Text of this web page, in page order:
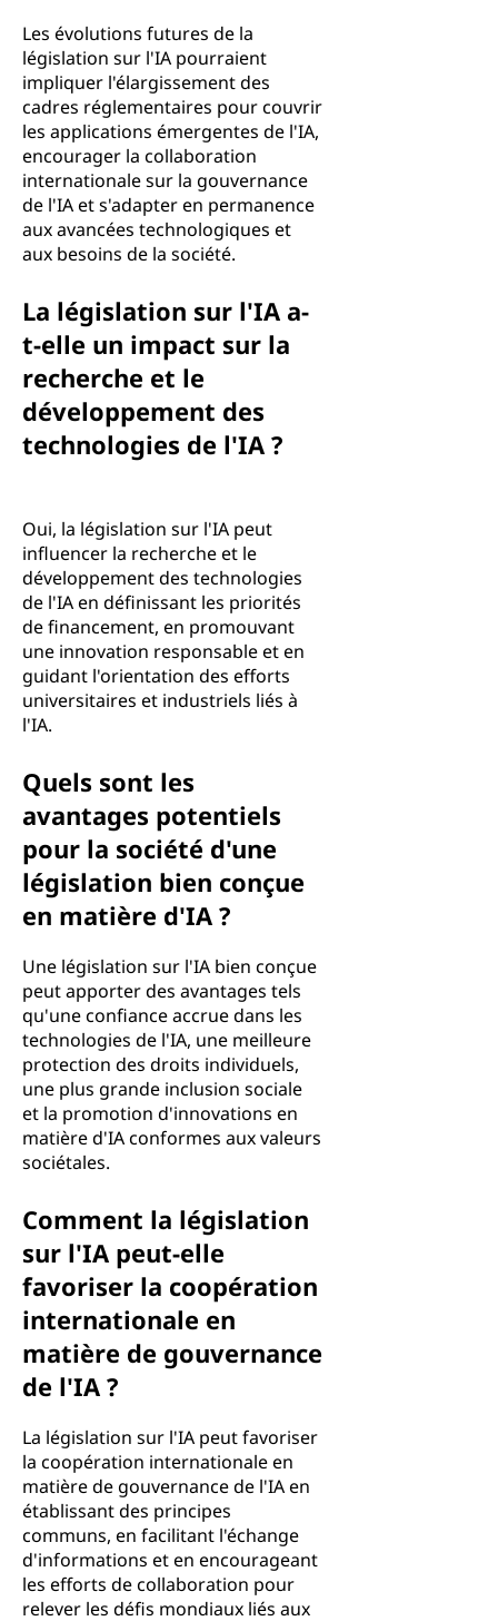
Les évolutions futures de la
législation sur l'IA pourraient
impliquer l'élargissement des
cadres réglementaires pour couvrir
les applications émergentes de l'IA,
encourager la collaboration
internationale sur la gouvernance
de l'IA et s'adapter en permanence
aux avancées technologiques et
aux besoins de la société.
La législation sur l'IA a-
t-elle un impact sur la
recherche et le
développement des
technologies de l'IA ?
Oui, la législation sur l'IA peut
influencer la recherche et le
développement des technologies
de l'IA en définissant les priorités
de financement, en promouvant
une innovation responsable et en
guidant l'orientation des efforts
universitaires et industriels liés à
l'IA.
Quels sont les
avantages potentiels
pour la société d'une
législation bien conçue
en matière d'IA ?
Une législation sur l'IA bien conçue
peut apporter des avantages tels
qu'une confiance accrue dans les
technologies de l'IA, une meilleure
protection des droits individuels,
une plus grande inclusion sociale
et la promotion d'innovations en
matière d'IA conformes aux valeurs
sociétales.
Comment la législation
sur l'IA peut-elle
favoriser la coopération
internationale en
matière de gouvernance
de l'IA ?
La législation sur l'IA peut favoriser
la coopération internationale en
matière de gouvernance de l'IA en
établissant des principes
communs, en facilitant l'échange
d'informations et en encourageant
les efforts de collaboration pour
relever les défis mondiaux liés aux